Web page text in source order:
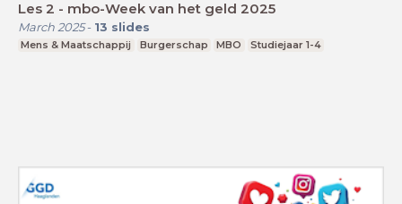
Les 2 - mbo-Week van het geld 2025
March 2025- 13 slides
Mens & Maatschappij Burgerschap MBO Studiejaar 1-4